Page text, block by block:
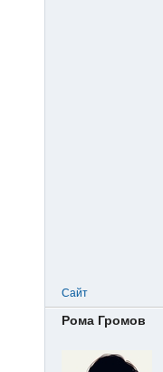
Сайт
Рома Громов